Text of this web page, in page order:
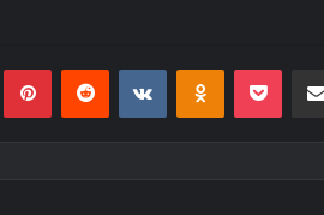
PinterestReddit VKontakteOdnoklassniki
Pocket